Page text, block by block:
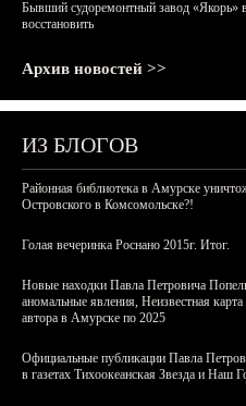
Бывший судоремонтный завод «Якорь»
восстановить
Архив новостей >>
ИЗ БЛОГОВ
Районная библиотека в Амурске
Островского в Комсомольске?!
Голая вечеринка Роснано 2015г. Итог.
Новые находки Павла Петровича
аномальные явления, Неизвестная
автора в Амурске по 2025
Официальные публикации Павла
в газетах Тихоокеанская Звезда и Наш